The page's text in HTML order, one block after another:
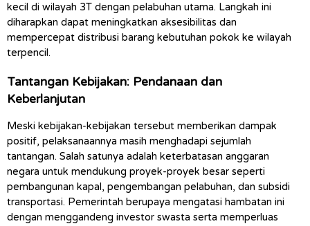
kecil di wilayah 3T dengan pelabuhan utama. Langkah ini
diharapkan dapat meningkatkan aksesibilitas dan
mempercepat distribusi barang kebutuhan pokok ke wilayah
terpencil.
Tantangan Kebijakan: Pendanaan dan
Keberlanjutan
Meski kebijakan-kebijakan tersebut memberikan dampak
positif, pelaksanaannya masih menghadapi sejumlah
tantangan. Salah satunya adalah keterbatasan anggaran
negara untuk mendukung proyek-proyek besar seperti
pembangunan kapal, pengembangan pelabuhan, dan subsidi
transportasi. Pemerintah berupaya mengatasi hambatan ini
dengan menggandeng investor swasta serta memperluas